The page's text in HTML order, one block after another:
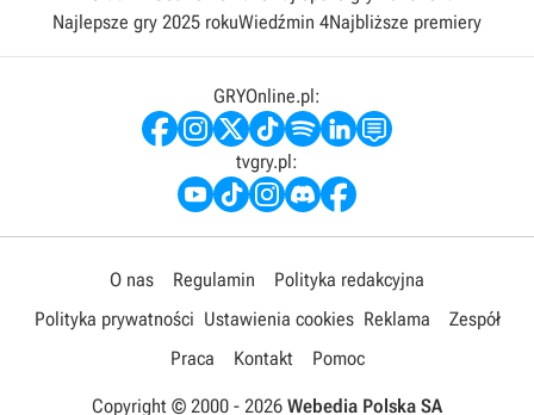
Najlepsze gry 2025 rokuWiedźmin 4Najbliższe premiery
GRYOnline.pl:
tvgry.pl:
O nas Regulamin
Polityka redakcyjna
Polityka prywatności Ustawienia cookies Reklama
Zespół
Praca
Kontakt Pomoc
Copyright © 2000 - 2026 Webedia Polska SA